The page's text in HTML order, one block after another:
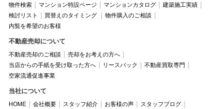
物件検索 マンション特設ページ マンションカタログ
建築施工実績
検討リスト
買替えのタイミング
物件購入のご相談
内覧を希望のお客様
不動産売却について
不動産売却のご相談
売却をお考えの方へ
当店からの手紙を受け取った方へ
リースバック
不動産買取専門
空家流通促進事業
当社について
HOME 会社概要 スタッフ紹介 お客様の声
スタッフブログ